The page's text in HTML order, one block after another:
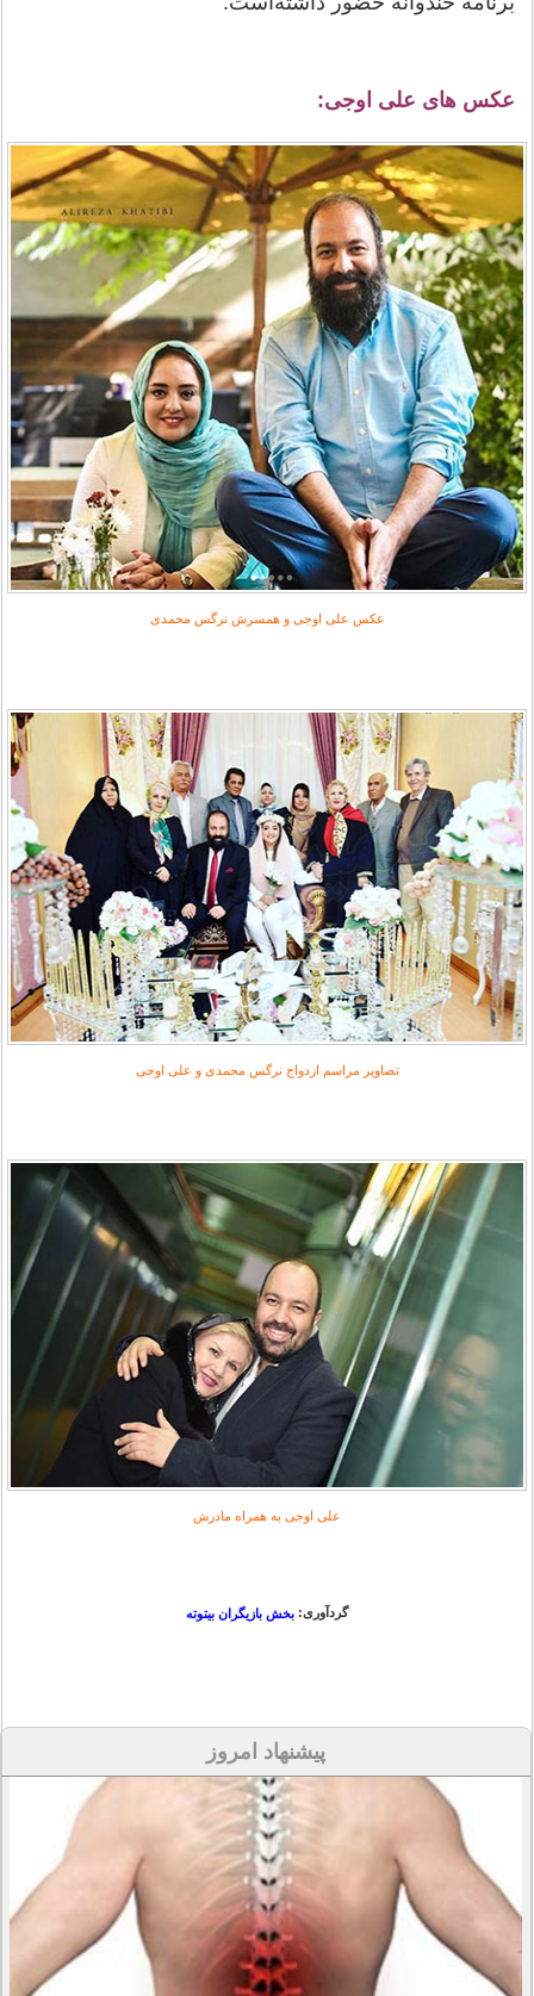
عکس های علی اوجی:
عکس علی اوجی و همسرش نرگس محمدی
تصاویر مراسم ازدواج نرگس محمدی و علی اوجی
علی اوجی به همراه مادرش
گردآوری: بخش بازیگران بیتوته
پیشنهاد امروز